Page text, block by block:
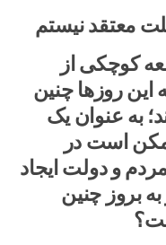
معتقد نیستم
کوچکی از
روزها چنین
به عنوان یک
است در
و دولت ایجاد
بروز چنین